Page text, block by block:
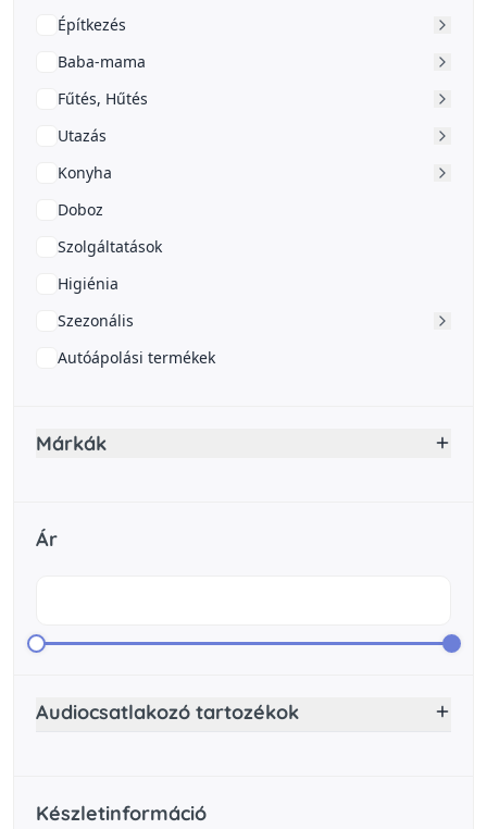
Építkezés
Baba-mama
Fűtés, Hűtés
Utazás
Konyha
Doboz
Szolgáltatások
Higiénia
Szezonális
Autóápolási termékek
Márkák
Ár
Audiocsatlakozó tartozékok
Készletinformáció